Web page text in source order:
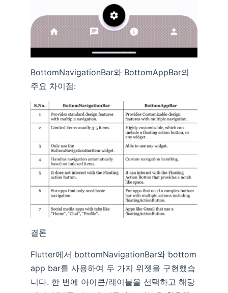
BottomNavigationBar와 BottomAppBar의
주요 차이점:
결론
Flutter에서 bottomNavigationBar와 bottom
app bar를 사용하여 두 가지 위젯을 구현했습
니다. 한 번에 아이콘/레이블을 선택하고 해당